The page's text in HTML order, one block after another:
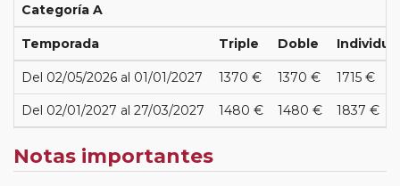
Categoría A
Temporada Triple Doble
Del 02/05/2026 al 01/01/2027 1370 € 1370 € 1715 €
Del 02/01/2027 al 27/03/2027 1480 € 1480 € 1837 €
Notas importantes